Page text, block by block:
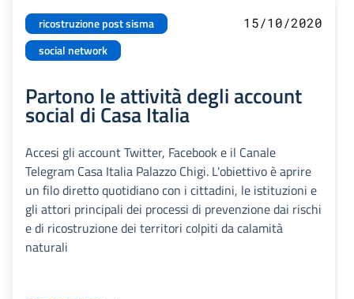
ricostruzione post sisma
social network
15/10/2020
Partono le attività degli account
social di Casa Italia
Accesi gli account Twitter, Facebook e il Canale
Telegram Casa Italia Palazzo Chigi. L'obiettivo è aprire
un filo diretto quotidiano con i cittadini, le istituzioni e
gli attori principali dei processi di prevenzione dai rischi
e di ricostruzione dei territori colpiti da calamità
naturali